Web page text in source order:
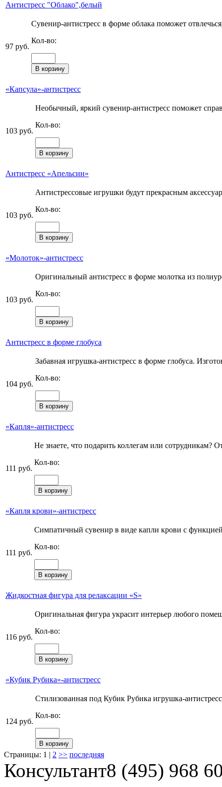
Антистресс "Облако",белый
97 руб.
Сувенир-антистресс в форме облака поможет
Кол-во:
«Капсула»-антистресс
103 руб.
Необычный, яркий сувенир-антистресс поможет
Кол-во:
Антистресс «Апельсин»
103 руб.
Антистрессовые игрушки будут прекрасным
Кол-во:
«Молоток»-антистресс
103 руб.
Оригинальный антистресс в форме молотка из
Кол-во:
Антистресс в форме глобуса
104 руб.
Забавная игрушка-антистресс в форме глобуса.
Кол-во:
«Капля»-антистресс
111 руб.
Не знаете, что подарить коллегам или сотрудникам?
Кол-во:
«Капля крови»-антистресс
111 руб.
Симпатичный сувенир в виде капли крови с функцией
Кол-во:
Жидкостная фигура для релаксации «S»
116 руб.
Оригинальная фигура украсит интерьер любого
Кол-во:
«Кубик Рубика»-антистресс
124 руб.
Стилизованная под Кубик Рубика игрушка-
Кол-во:
Страницы: 1 | 2 >> последняя
Консультант8 (495) 968